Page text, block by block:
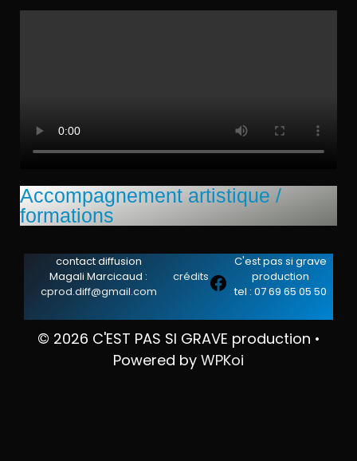
Accompagnement artistique /
formations
contact diffusion
Magali Marcicaud :
cprod.diff@gmail.com
crédits Facebook
C'est pas si grave
production
tel : 07 69 65 05 50
© 2026 C'EST PAS SI GRAVE production •
Powered by WPKoi